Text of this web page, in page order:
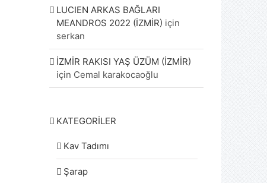
LUCIEN ARKAS BAĞLARI
MEANDROS 2022 (İZMİR) için
serkan
İZMİR RAKISI YAŞ ÜZÜM (İZMİR)
için Cemal karakocaoğlu
KATEGORİLER
Kav Tadımı
Şarap